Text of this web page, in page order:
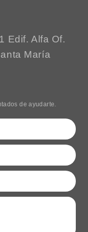
Edif. Alfa Of.
María
de ayudarte.